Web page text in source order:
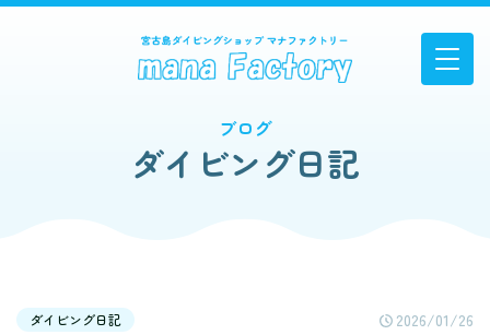
ブログ
ダイビング日記
ダイビング日記 2026/01/26